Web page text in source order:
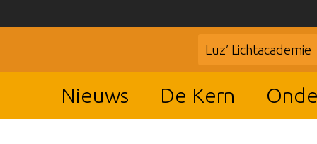
Luz’ Lichtacademie
Nieuws De Kern